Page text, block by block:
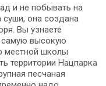
и не побывать на
суши, она создана
Вы узнаете
самую высокую
местной школы
территории Нацпарка
песчаная